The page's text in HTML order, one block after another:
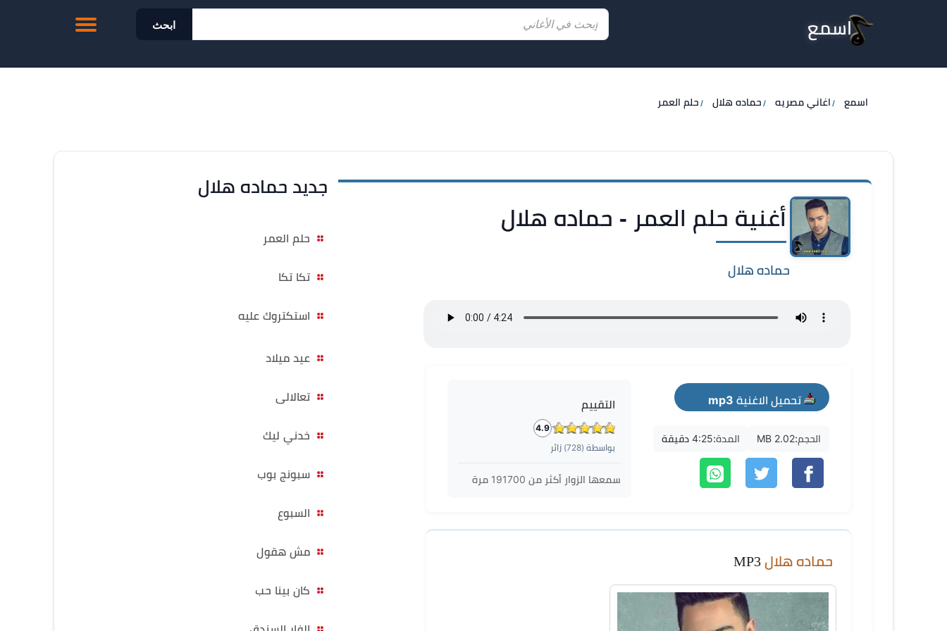
اسمع ابحث
اسمع اغاني مصريه حماده هلال حلم العمر
أغنية حلم العمر - حماده هلال
حماده هلال
تحميل الاغنية mp3
الحجم:2.02 MB المدة:4:25 دقيقة
التقييم
4.9
بواسطة (728) زائر
سمعها الزوار أكثر من 191700 مرة
حماده هلال
جديد حماده هلال
حلم العمر
تكا تكا
استكتروك عليه
عيد ميلاد
تعالالى
خدني ليك
سبونج بوب
السبوع
مش هقول
كان بينا حب